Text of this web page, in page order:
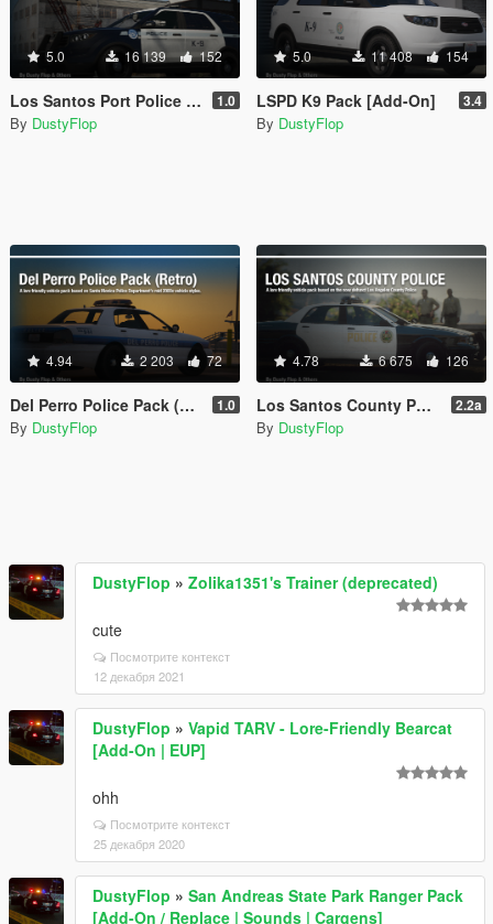
5.0 16 139 152
Los Santos Port Police Pack [Add-On] 1.0
By DustyFlop
5.0 11 408 154
LSPD K9 Pack [Add-On] 3.4
By DustyFlop
4.94 2 203 72
Del Perro Police Pack (Retro Edition) [Add-on] 1.0
By DustyFlop
4.78 6 675 126
Los Santos County Police Pack [Add-on] 2.2a
By DustyFlop
DustyFlop » Zolika1351's Trainer (deprecated)
cute
Посмотрите контекст
12 декабря 2021
DustyFlop » Vapid TARV - Lore-Friendly Bearcat
[Add-On | EUP]
ohh
Посмотрите контекст
25 декабря 2020
DustyFlop » San Andreas State Park Ranger Pack
[Add-On / Replace | Sounds | Cargens]